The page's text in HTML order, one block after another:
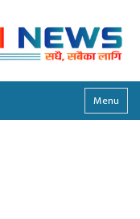
Menu